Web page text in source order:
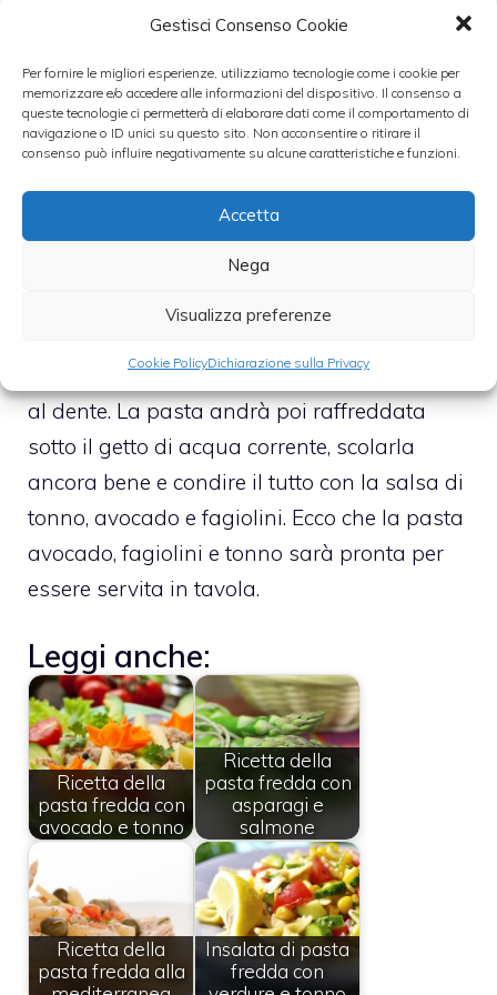
Gestisci Consenso Cookie
Per fornire le migliori esperienze, utilizziamo tecnologie come i cookie per
memorizzare e/o accedere alle informazioni del dispositivo. Il consenso a
queste tecnologie ci permetterà di elaborare dati come il comportamento di
navigazione o ID unici su questo sito. Non acconsentire o ritirare il
consenso può influire negativamente su alcune caratteristiche e funzioni.
Accetta
Nega
Visualizza preferenze
Cookie PolicyDichiarazione sulla Privacy
versare al suo interno l’avocado, il cipollotto
Successivamente bisognerà condire il tutto
con sale, pepe, olio extravergine di oliva ed
erba cipollina tritata. Poi, occorrerà lavare
in maniera efficace occorrerà tagliarli
finemente e inserirli con il resto del
Non rimane che lessare la pasta e scolarla
al dente. La pasta andrà poi raffreddata
sotto il getto di acqua corrente, scolarla
ancora bene e condire il tutto con la salsa di
tonno, avocado e fagiolini. Ecco che la pasta
avocado, fagiolini e tonno sarà pronta per
essere servita in tavola.
Leggi anche:
Ricetta della
pasta fredda con
avocado e tonno
Ricetta della
pasta fredda con
asparagi e
salmone
Ricetta della
pasta fredda alla
Insalata di pasta
fredda con